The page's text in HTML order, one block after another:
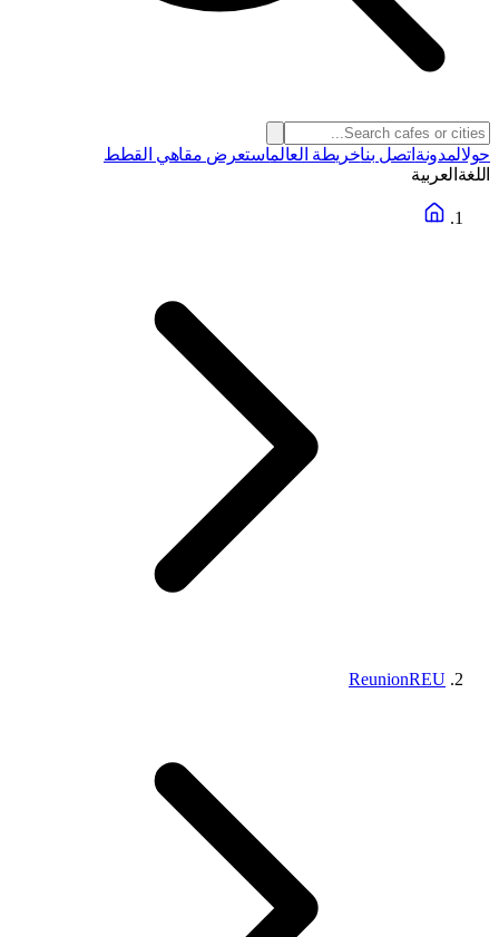
حولالمدونة اتصل بناخريطة العالماستعرض مقاهي القطط
اللغة العربية
ReunionREU